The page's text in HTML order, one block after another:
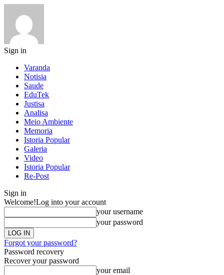
Sign in
Varanda
Notisia
Saude
EduTek
Justisa
Analisa
Meio Ambiente
Memoria
Istoria Popular
Galeria
Video
Istoria Popular
Re-Post
Sign in
Welcome!Log into your account
your username
your password
Forgot your password?
Password recovery
Recover your password
your email